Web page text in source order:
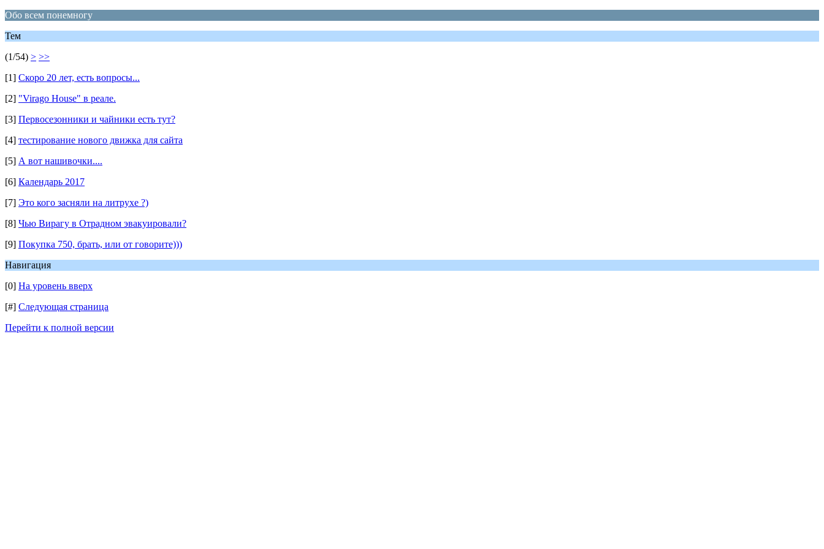
Обо всем понемногу
Тем
(1/54) > >>
[1] Скоро 20 лет, есть вопросы...
[2] "Virago House" в реале.
[3] Первосезонники и чайники есть тут?
[4] тестирование нового движка для сайта
[5] А вот нашивочки....
[6] Календарь 2017
[7] Это кого засняли на литрухе ?)
[8] Чью Вирагу в Отрадном эвакуировали?
[9] Покупка 750, брать, или от говорите)))
Навигация
[0] На уровень вверх
[#] Следующая страница
Перейти к полной версии